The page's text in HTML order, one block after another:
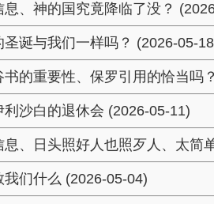
、神的国究竟降临了没？
诞与我们一样吗？ (2026-05-
的重要性、保罗引用的恰当吗
沙白的退休会 (2026-05-11)
、日头照好人也照歹人、太简
们什么 (2026-05-04)